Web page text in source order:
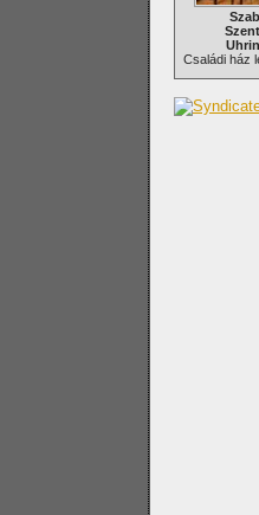
Családi ház